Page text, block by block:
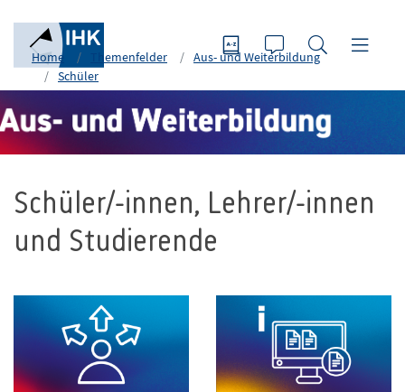
Home Themenfelder
Aus- und Weiterbildung
Schüler
Schüler/-innen, Lehrer/-innen
und Studierende